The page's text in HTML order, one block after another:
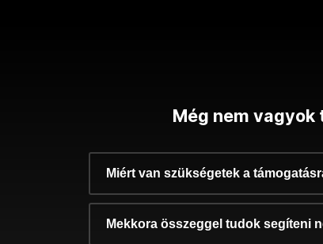
Még nem vagyok
Miért van szükségetek a
Mekkora összeggel tudok segíteni